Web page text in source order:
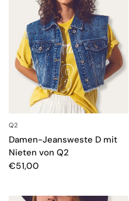
Q2
Damen-Jeansweste D mit
Nieten von Q2
€51,00